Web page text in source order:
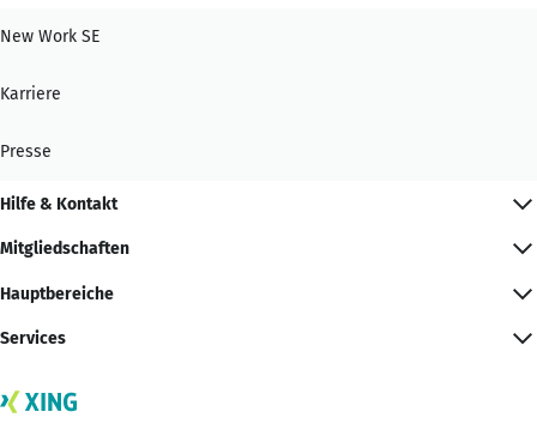
New Work SE
Karriere
Presse
Hilfe & Kontakt
Mitgliedschaften
Hauptbereiche
Services